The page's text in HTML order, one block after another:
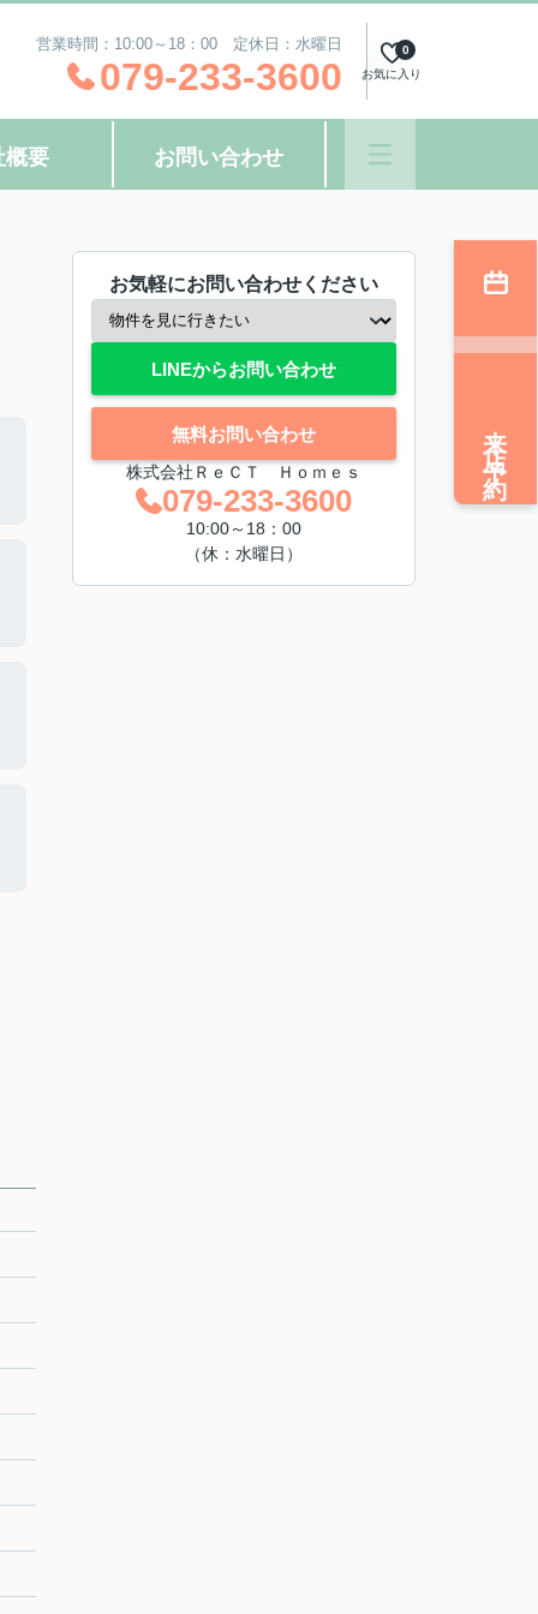
営業時間：10:00～18：00 定休日：水曜日
079-233-3600 お気に入り
0
概要 お問い合わせ
お気軽にお問い合わせください
LINEからお問い合わせ
無料お問い合わせ
株式会社ＲｅＣＴ Ｈｏｍｅｓ
079-233-3600
10:00～18：00
（休：水曜日）
来店予約